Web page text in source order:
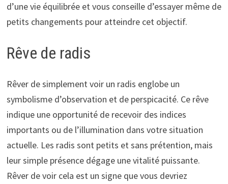
d’une vie équilibrée et vous conseille d’essayer même de
petits changements pour atteindre cet objectif.
Rêve de radis
Rêver de simplement voir un radis englobe un
symbolisme d’observation et de perspicacité. Ce rêve
indique une opportunité de recevoir des indices
importants ou de l’illumination dans votre situation
actuelle. Les radis sont petits et sans prétention, mais
leur simple présence dégage une vitalité puissante.
Rêver de voir cela est un signe que vous devriez